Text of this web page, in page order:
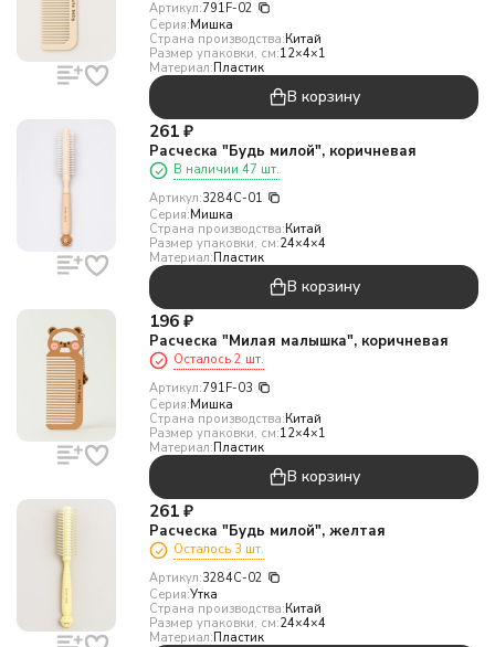
Артикул:791F-02
Серия:Мишка
Страна производства:Китай
Размер упаковки, см:12×4×1
Материал:Пластик
В корзину
261 ₽
Расческа "Будь милой", коричневая
В наличии 47 шт.
Артикул:3284C-01
Серия:Мишка
Страна производства:Китай
Размер упаковки, см:24×4×4
Материал:Пластик
В корзину
196 ₽
Расческа "Милая малышка", коричневая
Осталось 2 шт.
Артикул:791F-03
Серия:Мишка
Страна производства:Китай
Размер упаковки, см:12×4×1
Материал:Пластик
В корзину
261 ₽
Расческа "Будь милой", желтая
Осталось 3 шт.
Артикул:3284C-02
Серия:Утка
Страна производства:Китай
Размер упаковки, см:24×4×4
Материал:Пластик